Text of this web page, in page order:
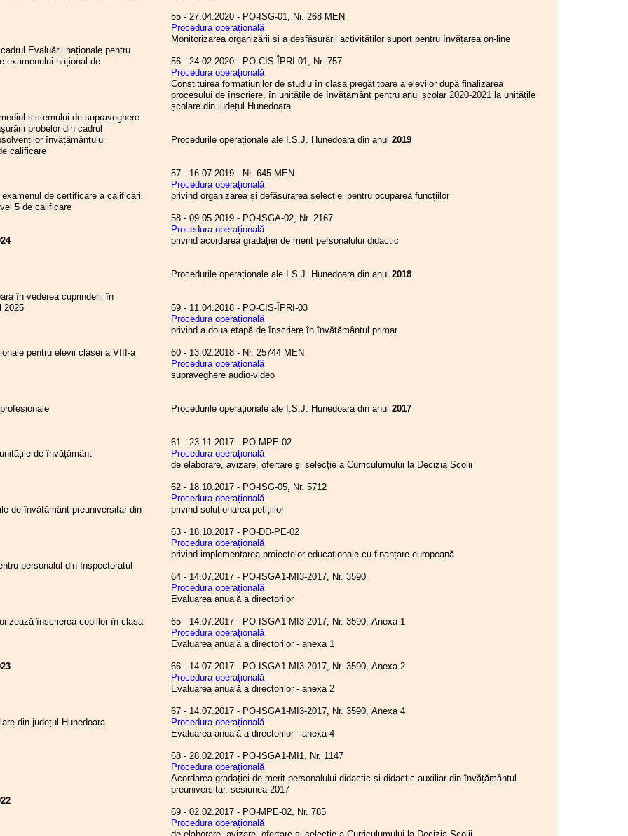
04.03.2026
05.01.2026
Evaluării naționale pentru
examenului național de
sistemului de supraveghere
probelor din cadrul
învățământului
calificare
de certificare a calificării
5 de calificare
în vederea cuprinderii în
2025
pentru elevii clasei a VIII-a
de învățământ
de învățământ preuniversitar din
personalul din Inspectoratul
înscrierea copiilor în clasa
din județul Hunedoara
55 - 27.04.2020 - PO-ISG-01, Nr. 268 MEN
Procedura operațională
Monitorizarea organizării și a desfășurării activităților suport pentru învățarea on-line
56 - 24.02.2020 - PO-CIS-ÎPRI-01, Nr. 757
Procedura operațională
Constituirea formațiunilor de studiu în clasa pregătitoare a elevilor după finalizarea
procesului de înscriere, în unitățile de învățământ pentru anul școlar 2020-2021 la unitățile
școlare din județul Hunedoara
Procedurile operaționale ale I.S.J. Hunedoara din anul 2019
57 - 16.07.2019 - Nr. 645 MEN
Procedura operațională
privind organizarea și defășurarea selecției pentru ocuparea funcțiilor
58 - 09.05.2019 - PO-ISGA-02, Nr. 2167
Procedura operațională
privind acordarea gradației de merit personalului didactic
Procedurile operaționale ale I.S.J. Hunedoara din anul 2018
59 - 11.04.2018 - PO-CIS-ÎPRI-03
Procedura operațională
privind a doua etapă de înscriere în învățământul primar
60 - 13.02.2018 - Nr. 25744 MEN
Procedura operațională
supraveghere audio-video
Procedurile operaționale ale I.S.J. Hunedoara din anul 2017
61 - 23.11.2017 - PO-MPE-02
Procedura operațională
de elaborare, avizare, ofertare și selecție a Curriculumului la Decizia Școlii
62 - 18.10.2017 - PO-ISG-05, Nr. 5712
Procedura operațională
privind soluționarea petițiilor
63 - 18.10.2017 - PO-DD-PE-02
Procedura operațională
privind implementarea proiectelor educaționale cu finanțare europeană
64 - 14.07.2017 - PO-ISGA1-MI3-2017, Nr. 3590
Procedura operațională
Evaluarea anuală a directorilor
65 - 14.07.2017 - PO-ISGA1-MI3-2017, Nr. 3590, Anexa 1
Procedura operațională
Evaluarea anuală a directorilor - anexa 1
66 - 14.07.2017 - PO-ISGA1-MI3-2017, Nr. 3590, Anexa 2
Procedura operațională
Evaluarea anuală a directorilor - anexa 2
67 - 14.07.2017 - PO-ISGA1-MI3-2017, Nr. 3590, Anexa 4
Procedura operațională
Evaluarea anuală a directorilor - anexa 4
68 - 28.02.2017 - PO-ISGA1-MI1, Nr. 1147
Procedura operațională
Acordarea gradației de merit personalului didactic și didactic auxiliar din învățământul
preuniversitar, sesiunea 2017
69 - 02.02.2017 - PO-MPE-02, Nr. 785
Procedura operațională